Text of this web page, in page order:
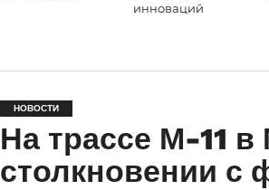
инноваций
НОВОСТИ
На трассе М-11
столкновении с